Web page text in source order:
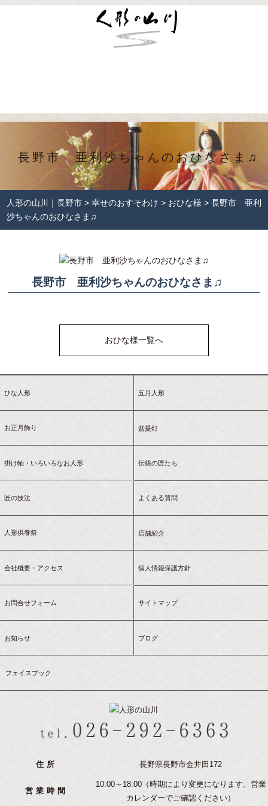
長野市 亜利沙ちゃんのおひなさま♫
人形の山川｜長野市 >幸せのおすそわけ > おひな様 > 長野市 亜利
沙ちゃんのおひなさま♫
長野市 亜利沙ちゃんのおひなさま♫
おひな様一覧へ
ひな人形 五月人形
お正月飾り 盆提灯
掛け軸・いろいろなお人形 伝統の匠たち
匠の技法 よくある質問
人形供養祭 店舗紹介
会社概要・アクセス 個人情報保護方針
お問合せフォーム サイトマップ
お知らせ ブログ
フェイスブック
住所 長野県長野市金井田172
営業時間
10:00～18:00（時期により変更になります。営業
カレンダーでご確認ください）